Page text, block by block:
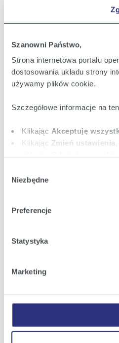
Szanowni Państwo,
Strona internetowa portalu
dostosowania układu strony
używamy plików cookie.
Szczegółowe informacje na
Klikając Akceptuję
Klikając Zmień ustawienia
zgody
Niezbędne
Preferencje
Statystyka
Marketing